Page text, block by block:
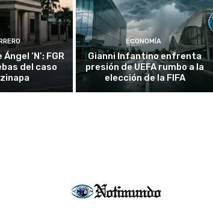
‘N’: FGR
del caso
ECONOMÍA
Gianni Infantino enfrenta
presión de UEFA rumbo a la
elección de la FIFA